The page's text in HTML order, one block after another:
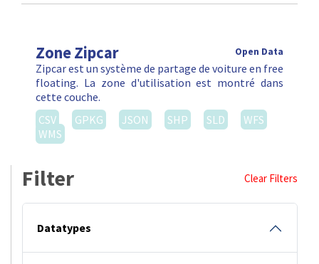
Zone Zipcar Open Data
Zipcar est un système de partage de voiture en free
floating. La zone d'utilisation est montré dans
cette couche.
CSV
GPKG JSON SHP SLD
WFS
WMS
Filter Clear Filters
Datatypes